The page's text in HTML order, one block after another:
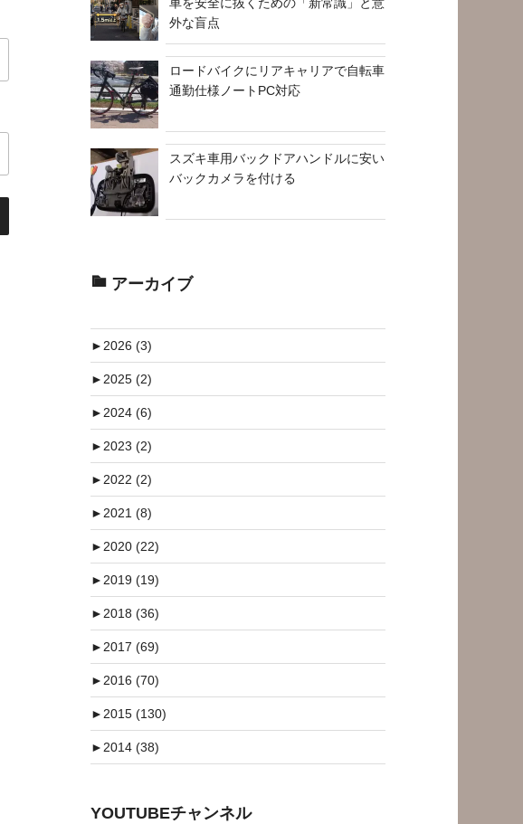
外な盲点
ロードバイクにリアキャリアで自転車
通勤仕様ノートPC対応
スズキ車用バックドアハンドルに安い
バックカメラを付ける
アーカイブ
►2026 (3)
►2025 (2)
►2024 (6)
►2023 (2)
►2022 (2)
►2021 (8)
►2020 (22)
►2019 (19)
►2018 (36)
►2017 (69)
►2016 (70)
►2015 (130)
►2014 (38)
YOUTUBEチャンネル